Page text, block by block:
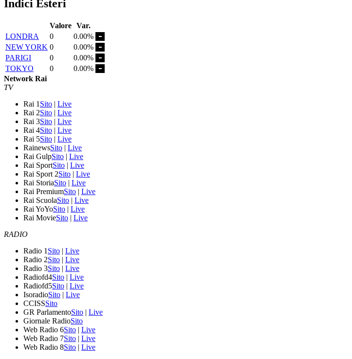
Indici Esteri
Valore Var.
LONDRA
0
0.00%
NEW YORK 0
0.00%
PARIGI
0
0.00%
TOKYO
0
0.00%
Network Rai
TV
Rai 1 Sito | Live
Rai 2Sito | Live
Rai 3Sito | Live
Rai 4Sito | Live
Rai 5Sito | Live
RainewsSito | Live
Rai GulpSito | Live
Rai SportSito | Live
Rai Sport 2Sito | Live
Rai StoriaSito | Live
Rai PremiumSito | Live
Rai ScuolaSito | Live
Rai YoYoSito | Live
Rai MovieSito | Live
RADIO
Radio 1 Sito | Live
Radio 2Sito | Live
Radio 3Sito | Live
Radiofd4Sito | Live
Radiofd5Sito | Live
IsoradioSito | Live
CCISSSito
GR ParlamentoSito | Live
Giornale RadioSito
Web Radio 6Sito | Live
Web Radio 7Sito | Live
Web Radio 8Sito | Live